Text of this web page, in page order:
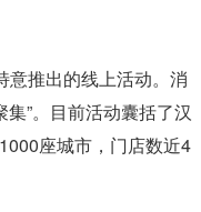
意推出的线上活动。消
”。目前活动囊括了汉
座城市，门店数近4